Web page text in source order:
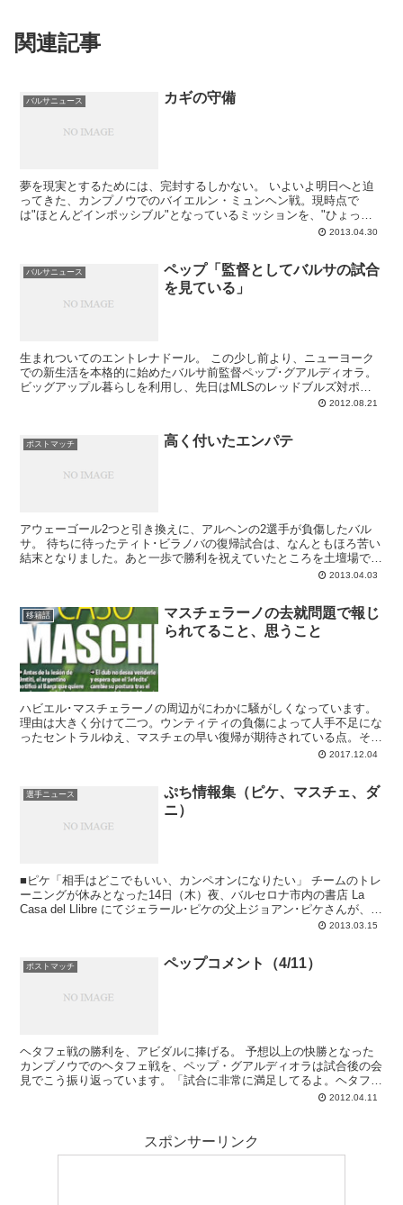
関連記事
バルサニュース カギの守備
夢を現実とするためには、完封するしかない。 いよいよ明日へと迫
ってきた、カンプノウでのバイエルン・ミュンヘン戦。現時点で
は"ほとんどインポッシブル"となっているミッションを、"ひょっと
2013.04.30
バルサニュース
ペップ「監督としてバルサの試合
を見ている」
生まれついてのエントレナドール。 この少し前より、ニューヨーク
での新生活を本格的に始めたバルサ前監督ペップ･グアルディオラ。
ビッグアップル暮らしを利用し、先日はMLSのレッドブルズ対ポー
2012.08.21
ポストマッチ 高く付いたエンパテ
アウェーゴール2つと引き換えに、アルヘンの2選手が負傷したバル
サ。 待ちに待ったティト･ビラノバの復帰試合は、なんともほろ苦い
結末となりました。あと一歩で勝利を祝えていたところを土壇場で同
2013.04.03
移籍話
マスチェラーノの去就問題で報じ
られてること、思うこと
ハビエル･マスチェラーノの周辺がにわかに騒がしくなっています。
理由は大きく分けて二つ。ウンティティの負傷によって人手不足にな
ったセントラルゆえ、マスチェの早い復帰が期待されている点。そし
2017.12.04
選手ニュース
ぷち情報集（ピケ、マスチェ、ダ
ニ）
■ピケ「相手はどこでもいい、カンペオンになりたい」 チームのトレ
ーニングが休みとなった14日（木）夜、バルセロナ市内の書店 La
Casa del Llibre にてジェラール･ピケの父上ジョアン･ピケさんが、自
2013.03.15
ポストマッチ ペップコメント（4/11）
ヘタフェ戦の勝利を、アビダルに捧げる。 予想以上の快勝となった
カンプノウでのヘタフェ戦を、ペップ・グアルディオラは試合後の会
見でこう振り返っています。「試合に非常に満足してるよ。ヘタフェ
2012.04.11
スポンサーリンク